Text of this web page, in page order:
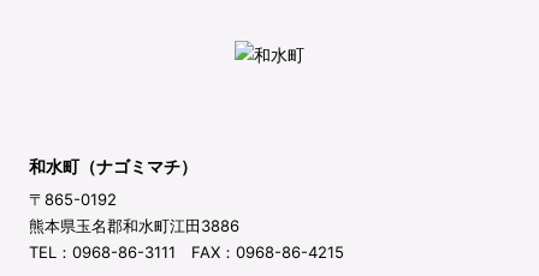
和水町（ナゴミマチ）
〒865-0192
熊本県玉名郡和水町江田3886
TEL：0968-86-3111 FAX：0968-86-4215